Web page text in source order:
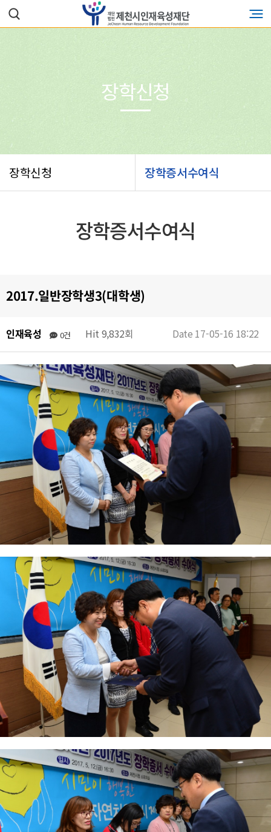
장학신청 장학증서수여식
장학신청
장학증서수여식
2017.일반장학생3(대학생)
인재육성 0건 Hit 9,832회 Date 17-05-16 18:22